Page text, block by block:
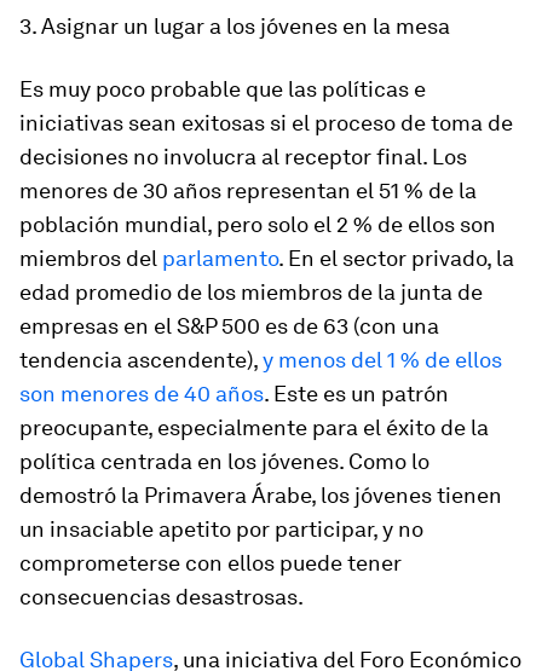
3. Asignar un lugar a los jóvenes en la mesa
Es muy poco probable que las políticas e
iniciativas sean exitosas si el proceso de toma de
decisiones no involucra al receptor final. Los
menores de 30 años representan el 51 % de la
población mundial, pero solo el 2 % de ellos son
miembros del parlamento. En el sector privado, la
edad promedio de los miembros de la junta de
empresas en el S&P 500 es de 63 (con una
tendencia ascendente),y menos del 1 % de ellos
son menores de 40 años. Este es un patrón
preocupante, especialmente para el éxito de la
política centrada en los jóvenes. Como lo
demostró la Primavera Árabe, los jóvenes tienen
un insaciable apetito por participar, y no
comprometerse con ellos puede tener
consecuencias desastrosas.
Global Shapers, una iniciativa del Foro Económico